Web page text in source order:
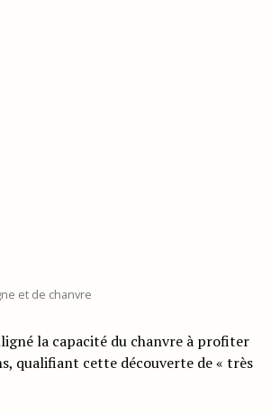
et de chanvre
la capacité du chanvre à profiter
qualifiant cette découverte de « très